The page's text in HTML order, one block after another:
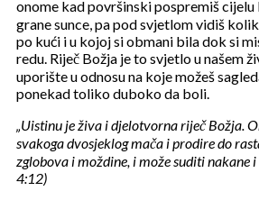
onome kad površinski pospremiš cijelu
grane sunce, pa pod svjetlom vidiš
po kući i u kojoj si obmani bila dok si
redu. Riječ Božja je to svjetlo u našem
uporište u odnosu na koje možeš
ponekad toliko duboko da boli.
„Uistinu je živa i djelotvorna riječ Božja.
svakoga dvosjeklog mača i prodire do
zglobova i moždine, i može suditi nakane
4:12)